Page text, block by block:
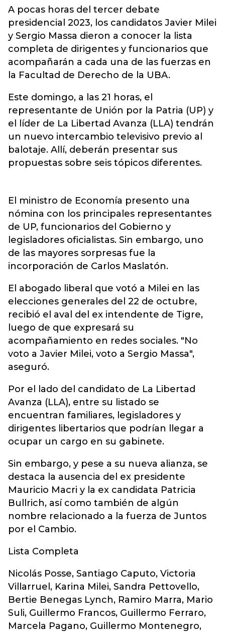
A pocas horas del tercer debate
presidencial 2023, los candidatos Javier Milei
y Sergio Massa dieron a conocer la lista
completa de dirigentes y funcionarios que
acompañarán a cada una de las fuerzas en
la Facultad de Derecho de la UBA.
Este domingo, a las 21 horas, el
representante de Unión por la Patria (UP) y
el líder de La Libertad Avanza (LLA) tendrán
un nuevo intercambio televisivo previo al
balotaje. Allí, deberán presentar sus
propuestas sobre seis tópicos diferentes.
El ministro de Economía presento una
nómina con los principales representantes
de UP, funcionarios del Gobierno y
legisladores oficialistas. Sin embargo, uno
de las mayores sorpresas fue la
incorporación de Carlos Maslatón.
El abogado liberal que votó a Milei en las
elecciones generales del 22 de octubre,
recibió el aval del ex intendente de Tigre,
luego de que expresará su
acompañamiento en redes sociales. "No
voto a Javier Milei, voto a Sergio Massa",
aseguró.
Por el lado del candidato de La Libertad
Avanza (LLA), entre su listado se
encuentran familiares, legisladores y
dirigentes libertarios que podrían llegar a
ocupar un cargo en su gabinete.
Sin embargo, y pese a su nueva alianza, se
destaca la ausencia del ex presidente
Mauricio Macri y la ex candidata Patricia
Bullrich, así como también de algún
nombre relacionado a la fuerza de Juntos
por el Cambio.
Lista Completa
Nicolás Posse, Santiago Caputo, Victoria
Villarruel, Karina Milei, Sandra Pettovello,
Bertie Benegas Lynch, Ramiro Marra, Mario
Suli, Guillermo Francos, Guillermo Ferraro,
Marcela Pagano, Guillermo Montenegro,